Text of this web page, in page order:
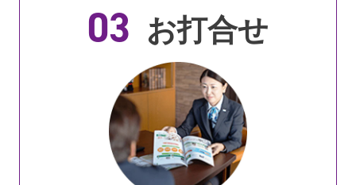
03 お打合せ